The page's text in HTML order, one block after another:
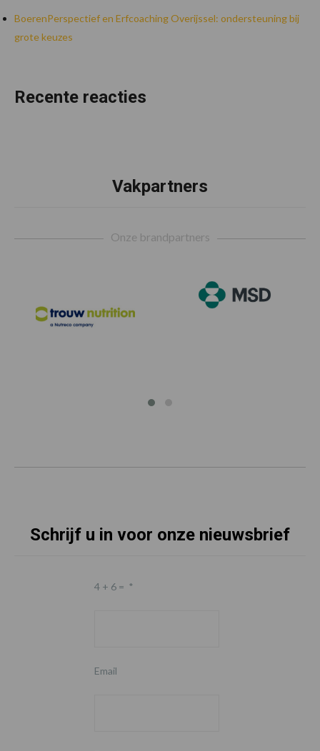
BoerenPerspectief en Erfcoaching Overijssel: ondersteuning bij
grote keuzes
Recente reacties
Vakpartners
Onze brandpartners
Schrijf u in voor onze nieuwsbrief
4 + 6 = *
Email